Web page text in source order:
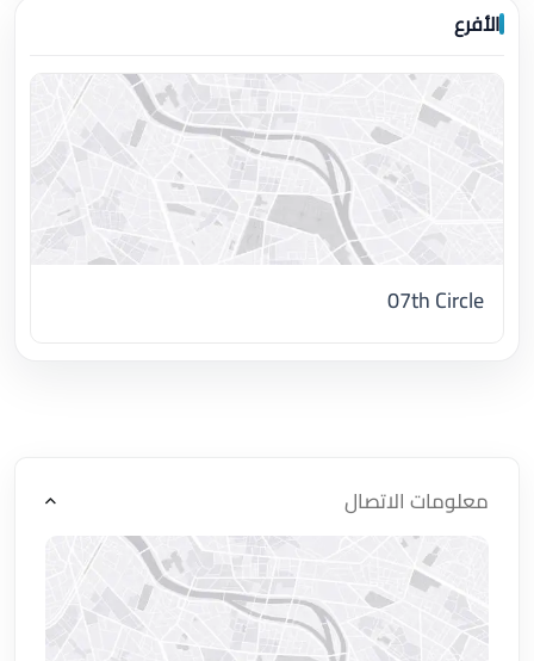
الأفرع
07th Circle
معلومات الاتصال